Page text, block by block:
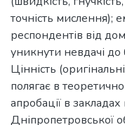
точність мислення);
респондентів від
уникнути невдачі до
Цінність
полягає в
апробації в
Дніпропетровської